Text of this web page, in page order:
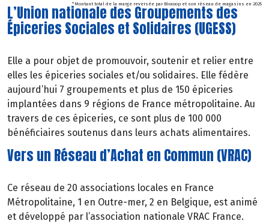
* Montant total de la marge reversée par Biocoop et son réseau de magasins en 2025
L’Union nationale des Groupements des
Épiceries Sociales et Solidaires (UGESS)
Elle a pour objet de promouvoir, soutenir et relier entre
elles les épiceries sociales et/ou solidaires. Elle fédère
aujourd’hui 7 groupements et plus de 150 épiceries
implantées dans 9 régions de France métropolitaine. Au
travers de ces épiceries, ce sont plus de 100 000
bénéficiaires soutenus dans leurs achats alimentaires.
Vers un Réseau d’Achat en Commun (VRAC)
Ce réseau de 20 associations locales en France
Métropolitaine, 1 en Outre-mer, 2 en Belgique, est animé
et développé par l’association nationale VRAC France.